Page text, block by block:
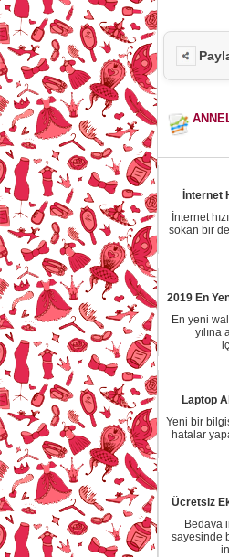
İnternet
İnternet
sokan bir
2019 En
En yeni
yılına
Laptop
Yeni bir
hatalar
Ücretsiz
Bedava
sayesinde